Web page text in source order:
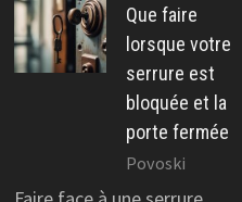
Que faire
lorsque votre
serrure est
bloquée et la
porte fermée
Povoski